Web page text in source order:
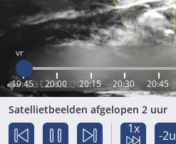
vr
19:45 20:00 20:15 20:30 20:45
Satellietbeelden afgelopen 2 uur
1x -2u